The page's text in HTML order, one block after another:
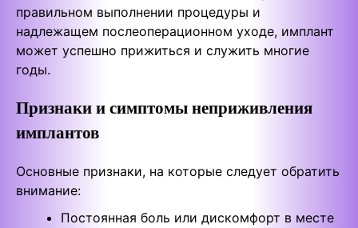
правильном выполнении процедуры и
надлежащем послеоперационном уходе, имплант
может успешно прижиться и служить многие
годы.
Признаки и симптомы неприживления
имплантов
Основные признаки, на которые следует обратить
внимание:
Постоянная боль или дискомфорт в месте